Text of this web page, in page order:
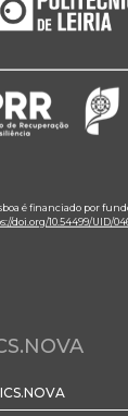
é financiado por
doi.org/10.54499/UID/